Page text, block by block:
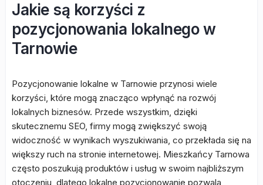
Jakie są korzyści z
pozycjonowania lokalnego w
Tarnowie
Pozycjonowanie lokalne w Tarnowie przynosi wiele
korzyści, które mogą znacząco wpłynąć na rozwój
lokalnych biznesów. Przede wszystkim, dzięki
skutecznemu SEO, firmy mogą zwiększyć swoją
widoczność w wynikach wyszukiwania, co przekłada się na
większy ruch na stronie internetowej. Mieszkańcy Tarnowa
często poszukują produktów i usług w swoim najbliższym
otoczeniu, dlatego lokalne pozycjonowanie pozwala